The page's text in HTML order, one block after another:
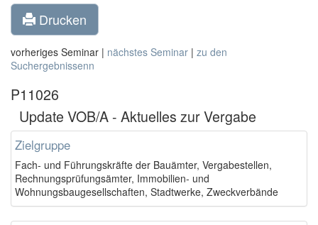
Drucken
vorheriges Seminar | nächstes Seminar | zu den
Suchergebnissenn
P11026
Update VOB/A - Aktuelles zur Vergabe
Zielgruppe
Fach- und Führungskräfte der Bauämter, Vergabestellen,
Rechnungsprüfungsämter, Immobilien- und
Wohnungsbaugesellschaften, Stadtwerke, Zweckverbände